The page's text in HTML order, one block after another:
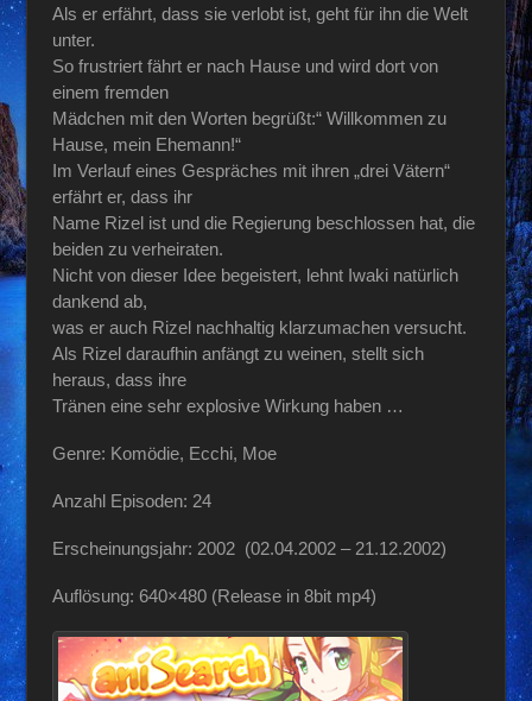
Als er erfährt, dass sie verlobt ist, geht für ihn die Welt
unter.
So frustriert fährt er nach Hause und wird dort von
einem fremden
Mädchen mit den Worten begrüßt:“ Willkommen zu
Hause, mein Ehemann!“
Im Verlauf eines Gespräches mit ihren „drei Vätern“
erfährt er, dass ihr
Name Rizel ist und die Regierung beschlossen hat, die
beiden zu verheiraten.
Nicht von dieser Idee begeistert, lehnt Iwaki natürlich
dankend ab,
was er auch Rizel nachhaltig klarzumachen versucht.
Als Rizel daraufhin anfängt zu weinen, stellt sich
heraus, dass ihre
Tränen eine sehr explosive Wirkung haben …
Genre: Komödie, Ecchi, Moe
Anzahl Episoden: 24
Erscheinungsjahr: 2002 (02.04.2002 – 21.12.2002)
Auflösung: 640×480 (Release in 8bit mp4)